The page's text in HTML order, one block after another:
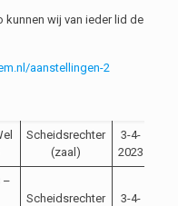
wij van ieder lid de
aanstellingen-2
Scheidsrechter
(zaal)
3-4-
2023
–
Scheidsrechter
3-4-